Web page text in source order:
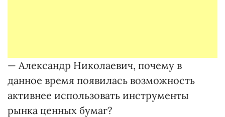
— Александр Николаевич, почему в
данное время появилась возможность
активнее использовать инструменты
рынка ценных бумаг?